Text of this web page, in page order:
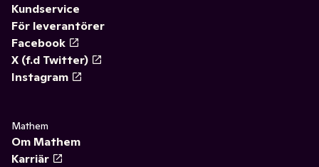
Kundservice
För leverantörer
Facebook
X (f.d Twitter)
Instagram
Mathem
Om Mathem
Karriär